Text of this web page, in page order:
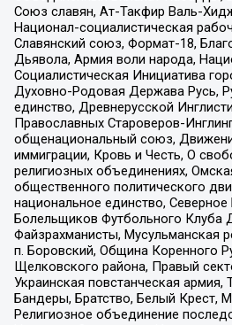
Союз славян, Ат-Такфир Валь-
Национал-социалистическая
Славянский союз, Формат-18,
Дьявола, Армия воли народа,
Социалистическая Инициатива
Духовно-Родовая Держава Русь,
единство, Древнерусской
Православных Староверов-
общенациональный союз,
иммиграции, Кровь и Честь, О
религиозных объединениях,
общественного политического
национальное единство, Северное
Болельщиков Футбольного Клуба
Файзрахманисты, Мусульманская
п. Боровский, Община Коренного
Щелковского района, Правый
Украинская повстанческая армия,
Бандеры, Братство, Белый Крест,
Религиозное объединение